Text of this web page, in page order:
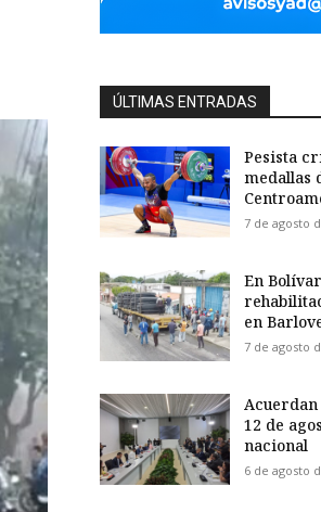
ÚLTIMAS ENTRADAS
Pesista
medallas
7 de agosto
En
en
7 de agosto
12 de
nacional
6 de agosto